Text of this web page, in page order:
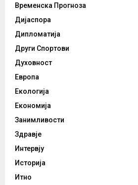
Временска Прогноза
Дијаспора
Дипломатија
Други Спортови
Духовност
Европа
Екологија
Економија
Занимливости
Здравје
Интервју
Историја
Итно